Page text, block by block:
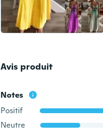
Avis produit
Notes
Positif
Neutre